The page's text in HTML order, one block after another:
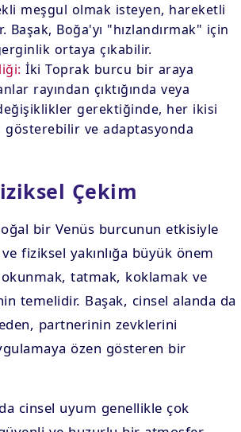
meşgul olmak isteyen, hareketli
Başak, Boğa'yı "hızlandırmak" için
ortaya çıkabilir.
İki Toprak burcu bir araya
rayından çıktığında veya
gerektiğinde, her ikisi
gösterebilir ve adaptasyonda
Çekim
bir Venüs burcunun etkisiyle
fiziksel yakınlığa büyük önem
tatmak, koklamak ve
temelidir. Başak, cinsel alanda da
partnerinin zevklerini
özen gösteren bir
cinsel uyum genellikle çok